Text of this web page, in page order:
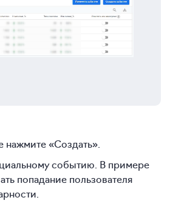
«Создать».
событию. В примере
попадание пользователя